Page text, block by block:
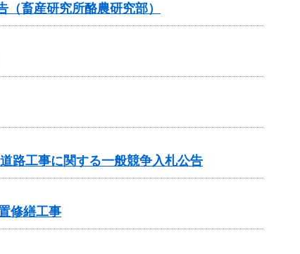
畜産研究所酪農研究部）
路工事に関する一般競争入札公告
修繕工事